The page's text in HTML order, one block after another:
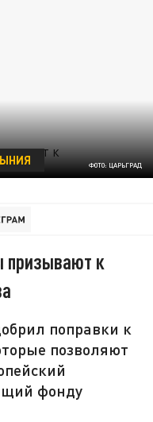
ФОТО: ЦАРЬГРАД
призывают к
поправки к
позволяют
фонду